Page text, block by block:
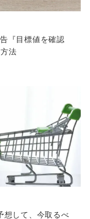
『目標値を確認
法
想して、今取るべ